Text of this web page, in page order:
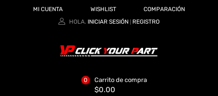
MI CUENTA WISHLIST
COMPARACIÓN
HOLA. INICIAR SESIÓN REGISTRO
Carrito de compra
$0.00
0